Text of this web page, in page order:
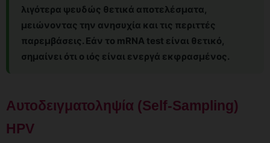
λιγότερα ψευδώς θετικά αποτελέσματα,
μειώνοντας την ανησυχία και τις περιττές
παρεμβάσεις. Εάν το mRNA test είναι θετικό,
σημαίνει ότι ο ιός είναι ενεργά εκφρασμένος.
Αυτοδειγματοληψία (Self-Sampling)
HPV